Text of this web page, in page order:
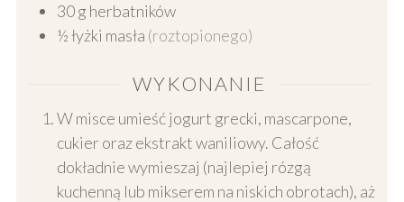
30g herbatników
½łyżki masła (roztopionego)
WYKONANIE
W misce umieść jogurt grecki, mascarpone,
cukier oraz ekstrakt waniliowy. Całość
dokładnie wymieszaj (najlepiej rózgą
kuchenną lub mikserem na niskich obrotach), aż